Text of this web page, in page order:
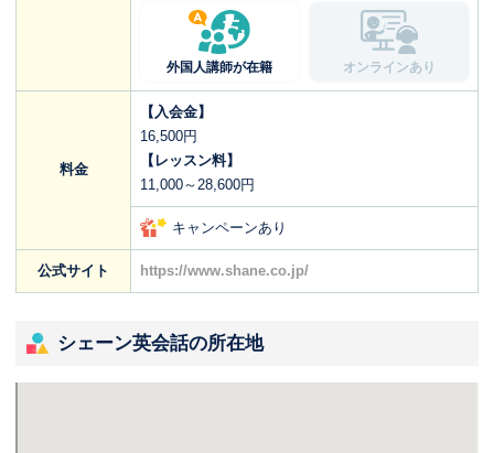
外国人講師が在籍 オンラインあり
料金
【入会金】
16,500円
【レッスン料】
11,000～28,600円
キャンペーンあり
公式サイト https://www.shane.co.jp/
シェーン英会話の所在地